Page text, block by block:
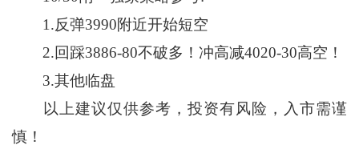
1.反弹3990附近开始短空
2.回踩3886-80不破多！冲高减4020-30高空！
3.其他临盘
以上建议仅供参考，投资有风险，入市需谨
慎！